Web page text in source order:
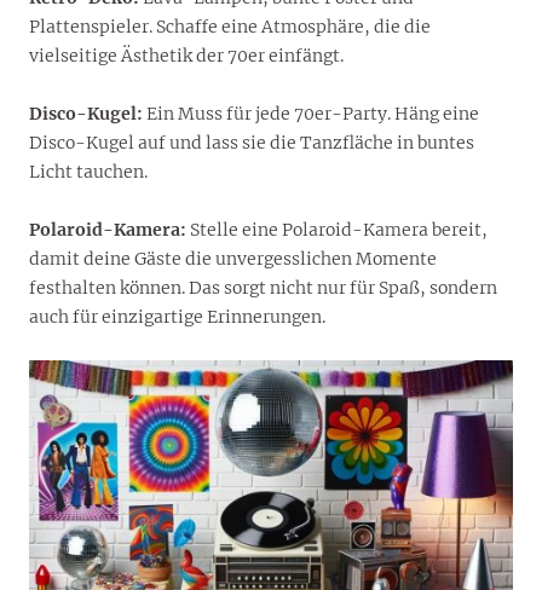
Plattenspieler. Schaffe eine Atmosphäre, die die
vielseitige Ästhetik der 70er einfängt.
Disco-Kugel: Ein Muss für jede 70er-Party. Häng eine
Disco-Kugel auf und lass sie die Tanzfläche in buntes
Licht tauchen.
Polaroid-Kamera: Stelle eine Polaroid-Kamera bereit,
damit deine Gäste die unvergesslichen Momente
festhalten können. Das sorgt nicht nur für Spaß, sondern
auch für einzigartige Erinnerungen.